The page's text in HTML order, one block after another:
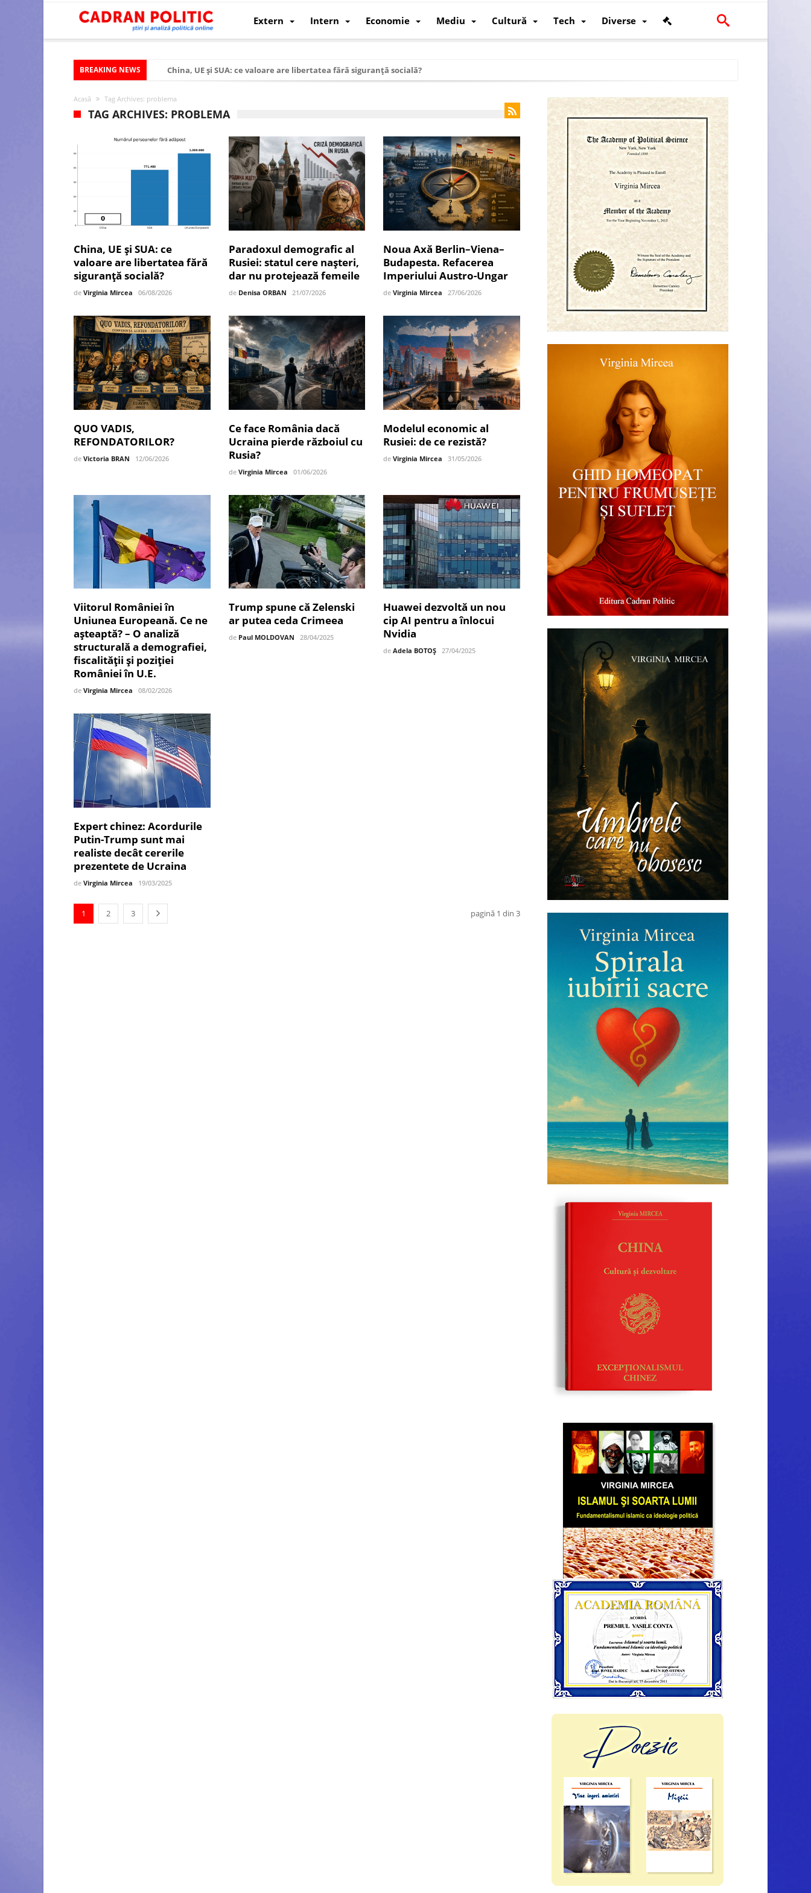
Extern Intern Economie Mediu Cultură Tech Diverse
BREAKING NEWS
China, UE și SUA: ce valoare are libertatea fără siguranță socială?
Modelul economic al SUA: cum au devenit cea mai mare economie a lumii
Modelul economic al Rusiei: de ce rezistă?
Occidentul obosit și Estul care revine: o realitate pe care România o simte, nu o spune
Viitorul României în Uniunea Europeană. Ce ne așteaptă? – O analiză structurală a demografiei, fiscalității și poziției României în U.E.
România – ROExit pentru a supraviețui ca țară
Controlul minții prin nanoparticule
Huawei dezvoltă un nou cip AI pentru a înlocui Nvidia
Acasă Tag Archives: problema
TAG ARCHIVES: PROBLEMA
China, UE și SUA: ce
valoare are libertatea fără
siguranță socială?
de Virginia Mircea 06/08/2026
Paradoxul demografic al
Rusiei: statul cere nașteri,
dar nu protejează femeile
de Denisa ORBAN 21/07/2026
Noua Axă Berlin–Viena–
Budapesta. Refacerea
Imperiului Austro-Ungar
deVirginia Mircea 27/06/2026
QUO VADIS,
REFONDATORILOR?
de Victoria BRAN 12/06/2026
Ce face România dacă
Ucraina pierde războiul cu
Rusia?
de Virginia Mircea 01/06/2026
Modelul economic al
Rusiei: de ce rezistă?
deVirginia Mircea 31/05/2026
Viitorul României în
Uniunea Europeană. Ce ne
așteaptă? – O analiză
structurală a demografiei,
fiscalității și poziției
României în U.E.
de Virginia Mircea 08/02/2026
Trump spune că Zelenski
ar putea ceda Crimeea
de Paul MOLDOVAN 28/04/2025
Huawei dezvoltă un nou
cip AI pentru a înlocui
Nvidia
deAdela BOTOȘ 27/04/2025
Expert chinez: Acordurile
Putin-Trump sunt mai
realiste decât cererile
prezentete de Ucraina
de Virginia Mircea 19/03/2025
1 2 3 pagină 1 din 3